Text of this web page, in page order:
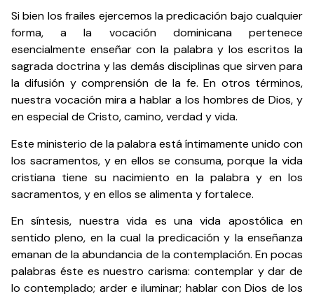
Si bien los frailes ejercemos la predicación bajo cualquier
forma, a la vocación dominicana pertenece
esencialmente enseñar con la palabra y los escritos la
sagrada doctrina y las demás disciplinas que sirven para
la difusión y comprensión de la fe. En otros términos,
nuestra vocación mira a hablar a los hombres de Dios, y
en especial de Cristo, camino, verdad y vida.
Este ministerio de la palabra está íntimamente unido con
los sacramentos, y en ellos se consuma, porque la vida
cristiana tiene su nacimiento en la palabra y en los
sacramentos, y en ellos se alimenta y fortalece.
En síntesis, nuestra vida es una vida apostólica en
sentido pleno, en la cual la predicación y la enseñanza
emanan de la abundancia de la contemplación. En pocas
palabras éste es nuestro carisma: contemplar y dar de
lo contemplado; arder e iluminar; hablar con Dios de los